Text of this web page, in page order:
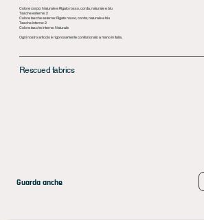
Colore corpo: Naturale e Rigato rosso, corda, naturale e blu
Tasche esterne: 2
Colore tasche esterne: Rigato rosso, corda, naturale e blu
Tasche interne: 2
Colore tasche interne: Naturale
Ogni nostro articolo è rigorosamente confezionato a mano in Italia.
Rescued fabrics
Guarda anche